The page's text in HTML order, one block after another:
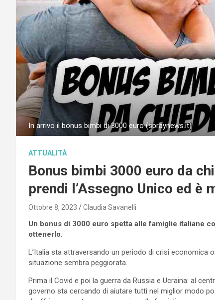
In arrivo il bonus bimbi di 3000 euro (spraynews.it)
ATTUALITÀ
Bonus bimbi 3000 euro da
prendi l’Assegno Unico ed è
Ottobre 8, 2023 Claudia Savanelli
Un bonus di 3000 euro spetta alle famiglie italiane
ottenerlo.
L’Italia sta attraversando un periodo di crisi economica
situazione sembra peggiorata.
Prima il Covid e poi la guerra da Russia e Ucraina: al
governo sta cercando di aiutare tutti nel miglior modo